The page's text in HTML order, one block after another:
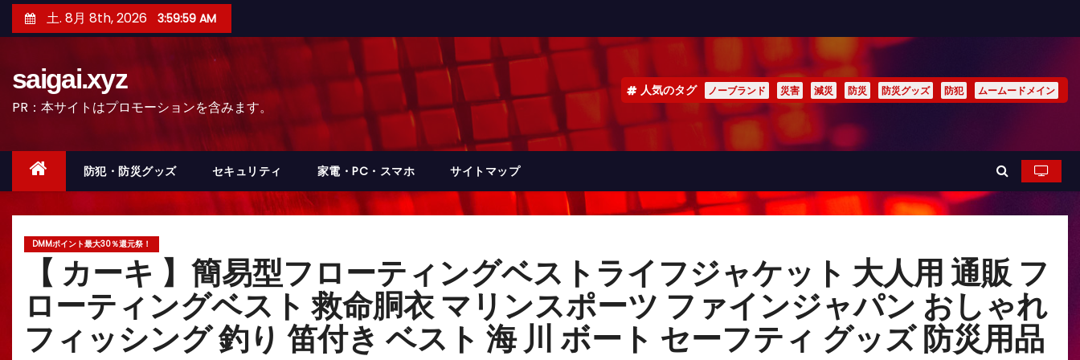
ン
ッ
土. 8月 8th, 2026 4:00:00 AM
saigai.xyz
PR：本サイトはプロモーションを含みます。
人気のタグ ノーブランド 災害 減災 防災 防災グッズ 防犯 ムームードメイン
防犯・防災グッズ セキュリティ 家電・PC・スマホ サイトマップ
DMMポイント最大30％還元祭！
【 カーキ 】簡易型フローティングベストライフジャケット 大人用 通販 フ
ローティングベスト 救命胴衣 マリンスポーツ ファインジャパン おしゃれ
フィッシング 釣り 笛付き ベスト 海 川 ボート セーフティ グッズ 防災用品